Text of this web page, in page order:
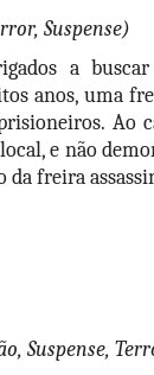
Suspense)
a
anos, uma
Ao
e não
freira
Suspense,